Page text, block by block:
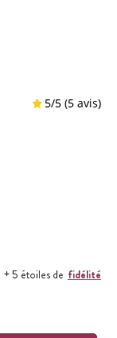
+ 5 étoiles de fidélité